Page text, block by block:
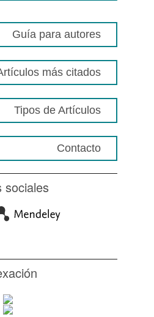
Guía para autores
más citados
Tipos de Artículos
Contacto
sociales